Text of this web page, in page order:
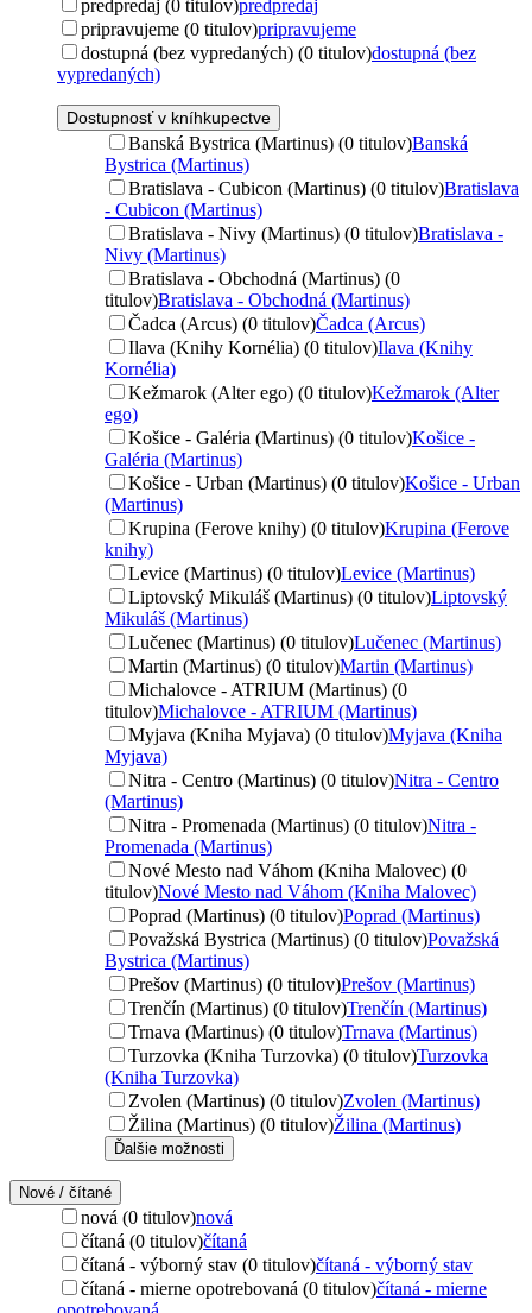
predpredaj (0 titulov)predpredaj
pripravujeme (0 titulov)pripravujeme
dostupná (bez vypredaných) (0 titulov)dostupná (bez
vypredaných)
Dostupnosť v kníhkupectve
Banská Bystrica (Martinus) (0 titulov)Banská
Bystrica (Martinus)
Bratislava - Cubicon (Martinus) (0 titulov)Bratislava
- Cubicon (Martinus)
Bratislava - Nivy (Martinus) (0 titulov)Bratislava -
Nivy (Martinus)
Bratislava - Obchodná (Martinus) (0
titulov)Bratislava - Obchodná (Martinus)
Čadca (Arcus) (0 titulov)Čadca (Arcus)
Ilava (Knihy Kornélia) (0 titulov)Ilava (Knihy
Kornélia)
Kežmarok (Alter ego) (0 titulov)Kežmarok (Alter
ego)
Košice - Galéria (Martinus) (0 titulov)Košice -
Galéria (Martinus)
Košice - Urban (Martinus) (0 titulov)Košice - Urban
(Martinus)
Krupina (Ferove knihy) (0 titulov)Krupina (Ferove
knihy)
Levice (Martinus) (0 titulov)Levice (Martinus)
Liptovský Mikuláš (Martinus) (0 titulov)Liptovský
Mikuláš (Martinus)
Lučenec (Martinus) (0 titulov)Lučenec (Martinus)
Martin (Martinus) (0 titulov)Martin (Martinus)
Michalovce - ATRIUM (Martinus) (0
titulov)Michalovce - ATRIUM (Martinus)
Myjava (Kniha Myjava) (0 titulov)Myjava (Kniha
Myjava)
Nitra - Centro (Martinus) (0 titulov)Nitra - Centro
(Martinus)
Nitra - Promenada (Martinus) (0 titulov)Nitra -
Promenada (Martinus)
Nové Mesto nad Váhom (Kniha Malovec) (0
titulov)Nové Mesto nad Váhom (Kniha Malovec)
Poprad (Martinus) (0 titulov)Poprad (Martinus)
Považská Bystrica (Martinus) (0 titulov)Považská
Bystrica (Martinus)
Prešov (Martinus) (0 titulov)Prešov (Martinus)
Trenčín (Martinus) (0 titulov)Trenčín (Martinus)
Trnava (Martinus) (0 titulov)Trnava (Martinus)
Turzovka (Kniha Turzovka) (0 titulov)Turzovka
(Kniha Turzovka)
Zvolen (Martinus) (0 titulov)Zvolen (Martinus)
Žilina (Martinus) (0 titulov)Žilina (Martinus)
Ďalšie možnosti
Nové / čítané
nová (0 titulov)nová
čítaná (0 titulov)čítaná
čítaná - výborný stav (0 titulov)čítaná - výborný stav
čítaná - mierne opotrebovaná (0 titulov)čítaná - mierne